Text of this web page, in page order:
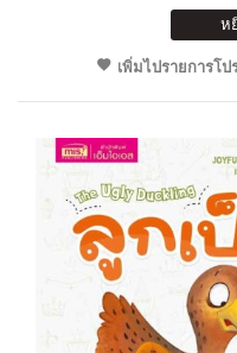
ห
เพิ่มไปรายการโป